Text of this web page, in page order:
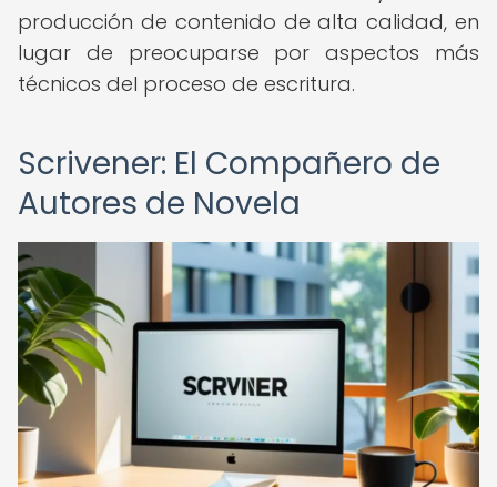
producción de contenido de alta calidad, en
lugar de preocuparse por aspectos más
técnicos del proceso de escritura.
Scrivener: El Compañero de
Autores de Novela